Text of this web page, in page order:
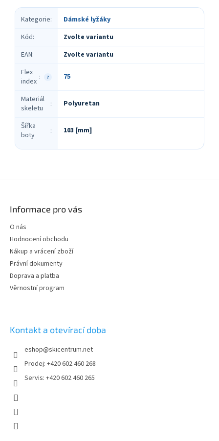
Kategorie:
Dámské lyžáky
Kód:
Zvolte variantu
EAN: Zvolte variantu
?
Flex
index : 75
Materiál
skeletu
: Polyuretan
Šířka
boty
: 103 [mm]
Informace pro vás
O nás
Hodnocení obchodu
Nákup a vrácení zboží
Právní dokumenty
Doprava a platba
Věrnostní program
Kontakt a otevírací doba
eshop@skicentrum.net
Prodej: +420 602 460 268
Servis: +420 602 460 265